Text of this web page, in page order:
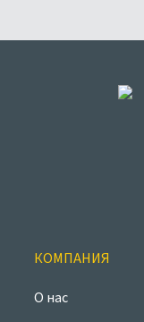
КОМПАНИЯ
О нас